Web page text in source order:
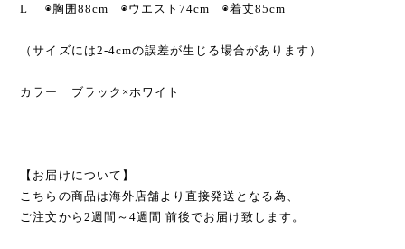
L ◉胸囲88cm ◉ウエスト74cm ◉着丈85cm
（サイズには2-4cmの誤差が生じる場合があります）
カラー ブラック×ホワイト
【お届けについて】
こちらの商品は海外店舗より直接発送となる為、
ご注文から2週間～4週間 前後でお届け致します。